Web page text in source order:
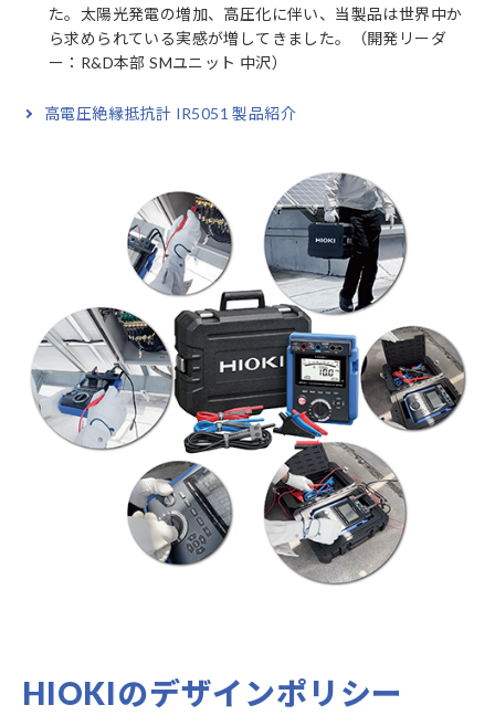
た。太陽光発電の増加、高圧化に伴い、当製品は世界中か
ら求められている実感が増してきました。（開発リーダ
ー：R&D本部 SMユニット 中沢）
高電圧絶縁抵抗計 IR5051 製品紹介
HIOKIのデザインポリシー